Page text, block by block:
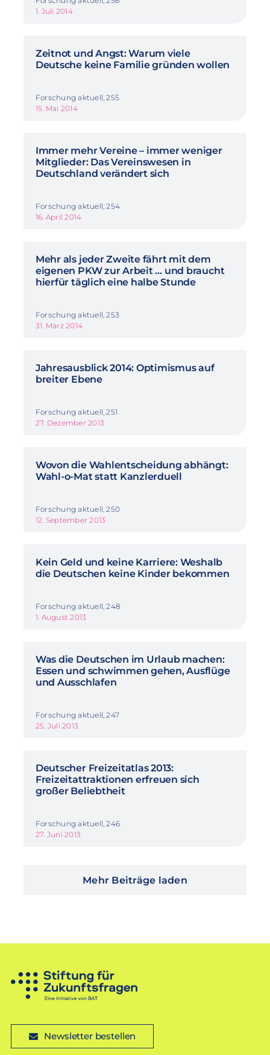
1. Juli 2014
Zeitnot und Angst: Warum viele
Deutsche keine Familie gründen wollen
Forschung aktuell, 255
15. Mai 2014
Immer mehr Vereine – immer weniger
Mitglieder: Das Vereinswesen in
Deutschland verändert sich
Forschung aktuell, 254
16. April 2014
Mehr als jeder Zweite fährt mit dem
eigenen PKW zur Arbeit … und braucht
hierfür täglich eine halbe Stunde
Forschung aktuell, 253
31. März 2014
Jahresausblick 2014: Optimismus auf
breiter Ebene
Forschung aktuell, 251
27. Dezember 2013
Wovon die Wahlentscheidung abhängt:
Wahl-o-Mat statt Kanzlerduell
Forschung aktuell, 250
12. September 2013
Kein Geld und keine Karriere: Weshalb
die Deutschen keine Kinder bekommen
Forschung aktuell, 248
1. August 2013
Was die Deutschen im Urlaub machen:
Essen und schwimmen gehen, Ausflüge
und Ausschlafen
Forschung aktuell, 247
25. Juli 2013
Deutscher Freizeitatlas 2013:
Freizeitattraktionen erfreuen sich
großer Beliebtheit
Forschung aktuell, 246
27. Juni 2013
Mehr Beiträge laden
Newsletter bestellen